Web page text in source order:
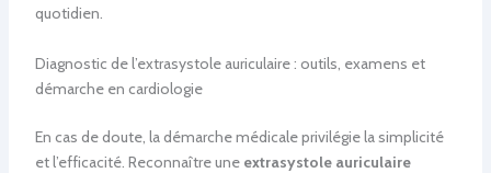
quotidien.
Diagnostic de l’extrasystole auriculaire : outils, examens et
démarche en cardiologie
En cas de doute, la démarche médicale privilégie la simplicité
et l’efficacité. Reconnaître une extrasystole auriculaire